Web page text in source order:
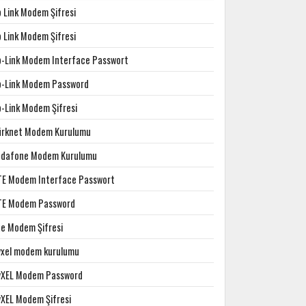
Link Modem Şifresi
Link Modem Şifresi
Link Modem Interface Passwort
Link Modem Password
Link Modem Şifresi
Modem Kurulumu
Modem Kurulumu
Modem Interface Passwort
Modem Password
Modem Şifresi
modem kurulumu
Modem Password
Modem Şifresi